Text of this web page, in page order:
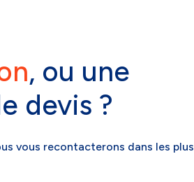
, ou une
devis ?
vous recontacterons dans les plus